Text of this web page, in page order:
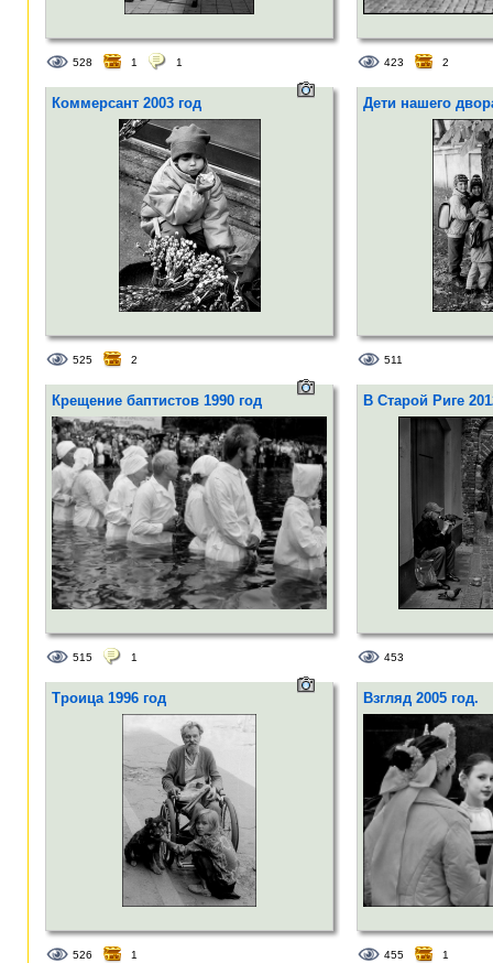
528 1 1 423 2
Коммерсант 2003 год
525 2
Дети нашего
511
Крещение баптистов 1990 год
515 1
В Старой Риге
453
Троица 1996 год
526 1
Взгляд 2005 год.
455 1